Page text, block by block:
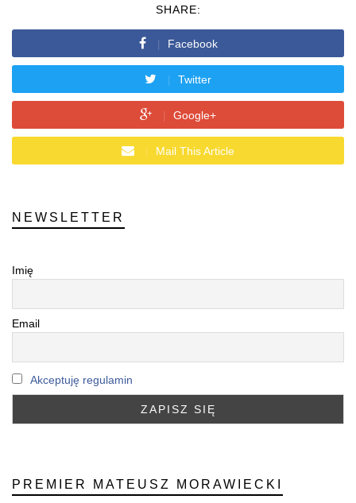
SHARE:
Facebook
Twitter
Google+
Mail This Article
NEWSLETTER
Imię
Email
Akceptuję regulamin
PREMIER MATEUSZ MORAWIECKI